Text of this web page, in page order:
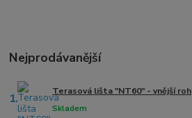
Nejprodávanější
1. Terasová lišta "NT60" - vnější roh
Skladem